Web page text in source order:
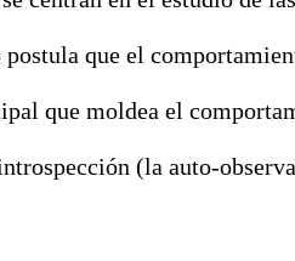
que el
que moldea el
(la auto-